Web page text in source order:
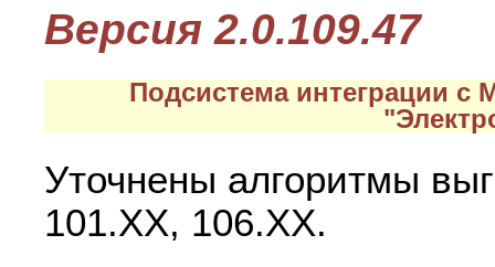
Версия 2.0.109.47
Подсистема интеграции
Уточнены алгоритмы
101.ХХ, 106.ХХ.